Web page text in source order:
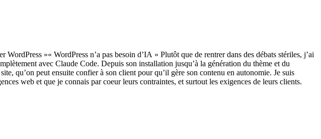
»« WordPress n’a pas besoin d’IA » Plutôt que de rentrer dans des débats stériles, j’ai
avec Claude Code. Depuis son installation jusqu’à la génération du thème et du
qu’on peut ensuite confier à son client pour qu’il gère son contenu en autonomie. Je suis
web et que je connais par coeur leurs contraintes, et surtout les exigences de leurs clients.